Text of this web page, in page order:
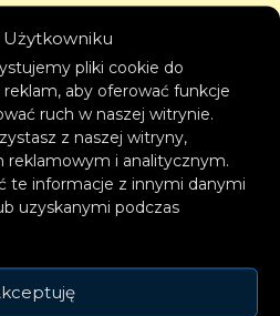
Użytkowniku
pliki cookie do
aby oferować funkcje
ruch w naszej witrynie.
z naszej witryny,
reklamowym i analitycznym.
te informacje z innymi danymi
uzyskanymi podczas